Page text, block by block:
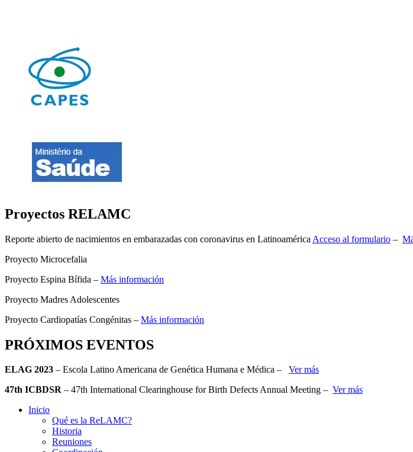
Proyectos RELAMC
Reporte abierto de nacimientos en embarazadas con coronavirus en Latinoamérica Acceso al formulario –
Proyecto Microcefalia
Proyecto Espina Bífida – Más información
Proyecto Madres Adolescentes
Proyecto Cardiopatías Congénitas – Más información
PRÓXIMOS EVENTOS
ELAG 2023 – Escola Latino Americana de Genética Humana e Médica – Ver más
47th ICBDSR – 47th International Clearinghouse for Birth Defects Annual Meeting – Ver más
Inicio
Qué es la ReLAMC?
Historia
Reuniones